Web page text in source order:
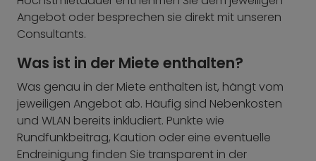
Angebot oder besprechen sie direkt mit unseren
Consultants.
Was ist in der Miete enthalten?
Was genau in der Miete enthalten ist, hängt vom
jeweiligen Angebot ab. Häufig sind Nebenkosten
und WLAN bereits inkludiert. Punkte wie
Rundfunkbeitrag, Kaution oder eine eventuelle
Endreinigung finden Sie transparent in der